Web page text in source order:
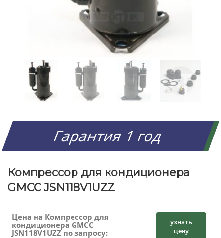
Гарантия 1 год
Компрессор для кондиционера
GMCC JSN118V1UZZ
Цена на Компрессор для
кондиционера GMCC
JSN118V1UZZ по запросу:
узнать
цену